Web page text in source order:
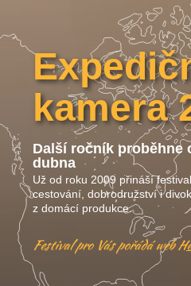
kamera
Další ročník proběhne
dubna
Už od roku 2009 přináší
cestování, dobrodružství i
z domácí produkce.
Festival pro Vás pořádá web